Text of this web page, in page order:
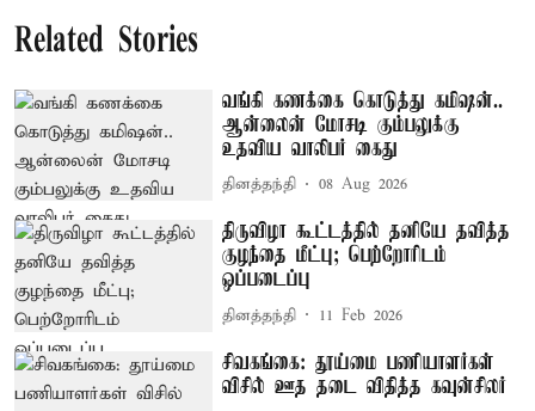
Related Stories
வங்கி கணக்கை கொடுத்து கமிஷன்..
ஆன்லைன் மோசடி கும்பலுக்கு
உதவிய வாலிபர் கைது
தினத்தந்தி 08 Aug 2026
திருவிழா கூட்டத்தில் தனியே தவித்த
குழந்தை மீட்பு; பெற்றோரிடம்
ஒப்படைப்பு
தினத்தந்தி 11 Feb 2026
சிவகங்கை: தூய்மை பணியாளர்கள்
விசில் ஊத தடை விதித்த கவுன்சிலர்